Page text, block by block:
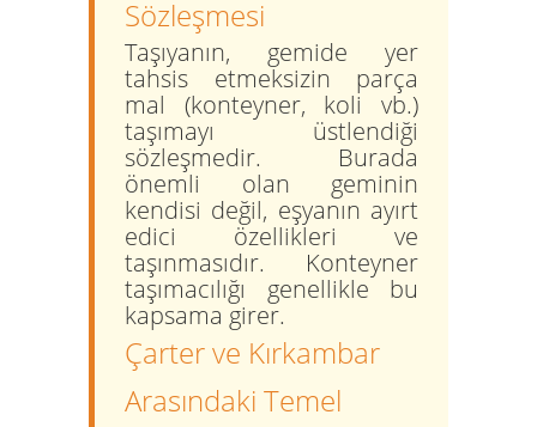
Sözleşmesi
Taşıyanın, gemide yer
tahsis etmeksizin parça
mal (konteyner, koli vb.)
taşımayı üstlendiği
sözleşmedir. Burada
önemli olan geminin
kendisi değil, eşyanın ayırt
edici özellikleri ve
taşınmasıdır. Konteyner
taşımacılığı genellikle bu
kapsama girer.
Çarter ve Kırkambar
Arasındaki Temel